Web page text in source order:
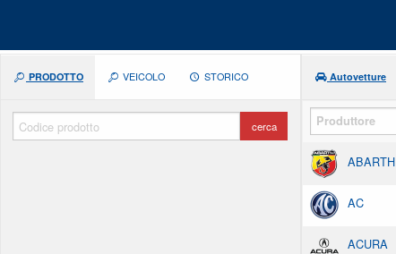
PRODOTTO VEICOLO STORICO
cerca
Autovetture
ABARTH
AC
ACURA